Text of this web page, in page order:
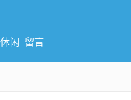
休闲 留言